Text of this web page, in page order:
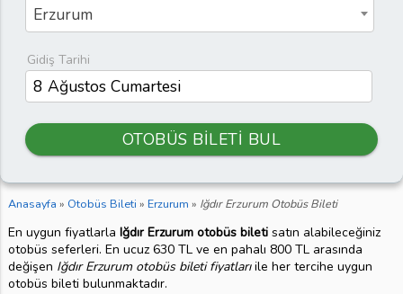
Erzurum
Gidiş Tarihi
OTOBÜS BİLETİ BUL
Anasayfa » Otobüs Bileti » Erzurum » Iğdır Erzurum Otobüs Bileti
En uygun fiyatlarla Iğdır Erzurum otobüs biletisatın alabileceğiniz
otobüs seferleri. En ucuz 630 TL ve en pahalı 800 TL arasında
değişen Iğdır Erzurum otobüs bileti fiyatlarıile her tercihe uygun
otobüs bileti bulunmaktadır.